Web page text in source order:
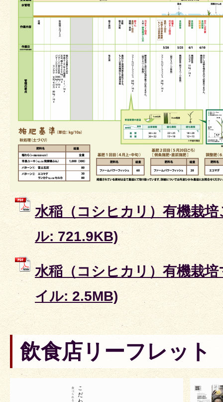
水稲（コシヒカリ）有機栽
ル: 721.9KB)
水稲（コシヒカリ）有機栽
イル: 2.5MB)
飲食店リーフレット